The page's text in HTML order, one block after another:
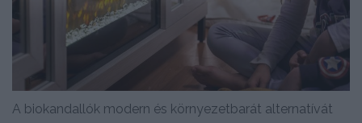
A biokandallók modern és környezetbarát alternatívát